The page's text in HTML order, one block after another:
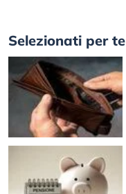
Selezionati per te